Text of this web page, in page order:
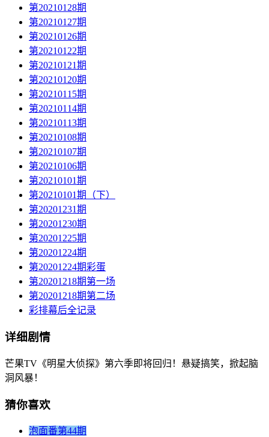
第20210128期
第20210127期
第20210126期
第20210122期
第20210121期
第20210120期
第20210115期
第20210114期
第20210113期
第20210108期
第20210107期
第20210106期
第20210101期
第20210101期（下）
第20201231期
第20201230期
第20201225期
第20201224期
第20201224期彩蛋
第20201218期第一场
第20201218期第二场
彩排幕后全记录
详细剧情
芒果TV《明星大侦探》第六季即将回归！悬疑搞笑，掀起脑
洞风暴！
猜你喜欢
泡面番第44期